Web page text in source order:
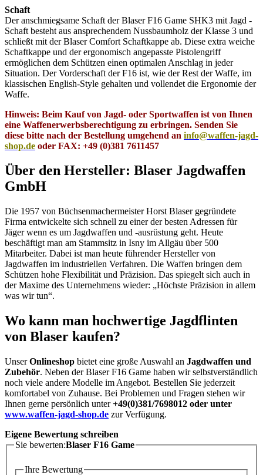
Schaft
Der anschmiegsame Schaft der Blaser F16 Game SHK3 mit Jagd -
Schaft besteht aus ansprechendem Nussbaumholz der Klasse 3 und
schließt mit der Blaser Comfort Schaftkappe ab. Diese extra weiche
Schaftkappe und der ergonomisch angepasste Pistolengriff
ermöglichen dem Schützen einen optimalen Anschlag in jeder
Situation. Der Vorderschaft der F16 ist, wie der Rest der Waffe, im
klassischen English-Style gehalten und vollendet die Ergonomie der
Waffe.
Hinweis: Beim Kauf von Jagd- oder Sportwaffen ist von Ihnen
eine Waffenerwerbsberechtigung zu erbringen. Senden Sie
diese bitte nach der Bestellung umgehend an info@waffen-jagd-
shop.de oder FAX: +49 (0)381 7611457
Über den Hersteller: Blaser Jagdwaffen
GmbH
Die 1957 von Büchsenmachermeister Horst Blaser gegründete
Firma entwickelte sich schnell zu einer der besten Adressen für
Jäger wenn es um Jagdwaffen und -ausrüstung geht. Heute
beschäftigt man am Stammsitz in Isny im Allgäu über 500
Mitarbeiter. Dabei ist man heute führender Hersteller von
Jagdwaffen im industriellen Verfahren. Die Waffen bringen dem
Schützen hohe Flexibilität und Präzision. Das spiegelt sich auch in
der Maxime des Unternehmens wieder: „Höchste Präzision in allem
was wir tun“.
Wo kann man hochwertige Jagdflinten
von Blaser kaufen?
UnserOnlineshop bietet eine große Auswahl an Jagdwaffen und
Zubehör. Neben der Blaser F16 Game haben wir selbstverständlich
noch viele andere Modelle im Angebot. Bestellen Sie jederzeit
komfortabel von Zuhause. Bei Problemen und Fragen stehen wir
Ihnen gerne persönlich unter+49(0)381/7698012 oder unter
www.waffen-jagd-shop.de zur Verfügung.
Eigene Bewertung schreiben
Sie bewerten:Blaser F16 Game
Ihre Bewertung